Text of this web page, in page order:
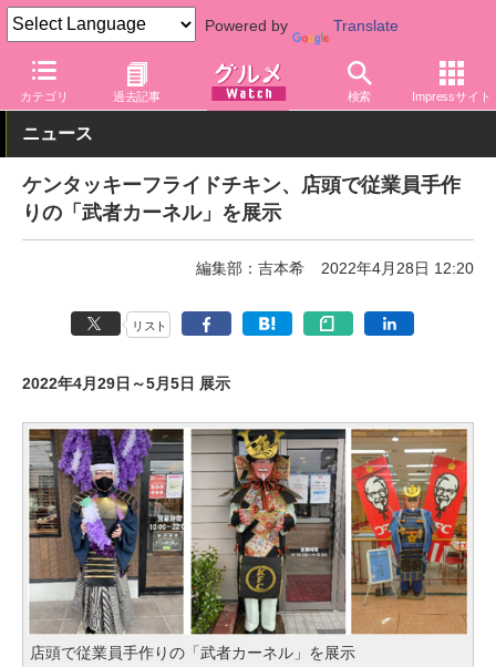
Powered by Translate
カテゴリ 過去記事 検索 Impressサイト
グルメ Watch 店舗 ファストフード ケンタッキーフライドチキ
ニュース
ケンタッキーフライドチキン、店頭で従業員手作
りの「武者カーネル」を展示
編集部：吉本希 2022年4月28日 12:20
リスト
2022年4月29日～5月5日 展示
店頭で従業員手作りの「武者カーネル」を展示